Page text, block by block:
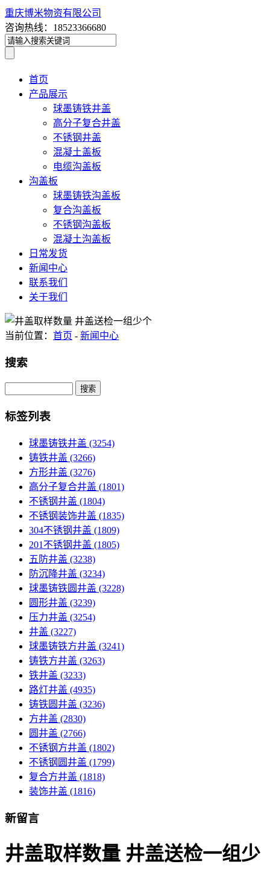
重庆博米物资有限公司
咨询热线：18523366680
首页
产品展示
球墨铸铁井盖
高分子复合井盖
不锈钢井盖
混凝土盖板
电缆沟盖板
沟盖板
球墨铸铁沟盖板
复合沟盖板
不锈钢沟盖板
混凝土沟盖板
日常发货
新闻中心
联系我们
关于我们
当前位置： 首页 - 新闻中心
搜索
Search
标签列表
球墨铸铁井盖 (3254)
铸铁井盖 (3266)
方形井盖 (3276)
高分子复合井盖 (1801)
不锈钢井盖 (1804)
不锈钢装饰井盖 (1835)
304不锈钢井盖 (1809)
201不锈钢井盖 (1805)
五防井盖 (3238)
防沉降井盖 (3234)
球墨铸铁圆井盖 (3228)
圆形井盖 (3239)
压力井盖 (3254)
井盖 (3227)
球墨铸铁方井盖 (3241)
铸铁方井盖 (3263)
铁井盖 (3233)
路灯井盖 (4935)
铸铁圆井盖 (3236)
方井盖 (2830)
圆井盖 (2766)
不锈钢方井盖 (1802)
不锈钢圆井盖 (1799)
复合方井盖 (1818)
装饰井盖 (1816)
新留言
井盖取样数量 井盖送检一组少